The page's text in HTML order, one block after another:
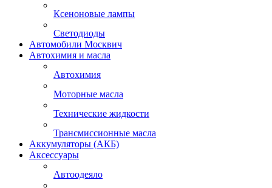
Ксеноновые лампы
Светодиоды
Автомобили Москвич
Автохимия и масла
Автохимия
Моторные масла
Технические жидкости
Трансмиссионные масла
Аккумуляторы (АКБ)
Аксессуары
Автоодеяло